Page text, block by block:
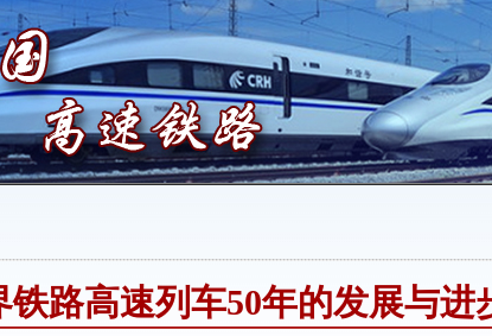
铁路高速列车50年的发展与进